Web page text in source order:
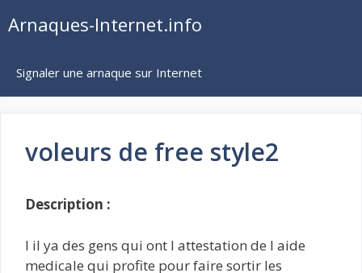
auArnaques-Internet.info
Signaler une arnaque sur Internet
voleurs de free style2
Description :
I il ya des gens qui ont l attestation de l aide
medicale qui profite pour faire sortir les